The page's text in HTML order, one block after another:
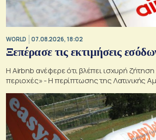
WORLD 07.08.2026, 18:02
Ξεπέρασε τις εκτιμήσεις
Η Airbnb ανέφερε ότι βλέπει ισχυρή ζήτηση
περιοχές» - Η περίπτωσης της Λατινικής